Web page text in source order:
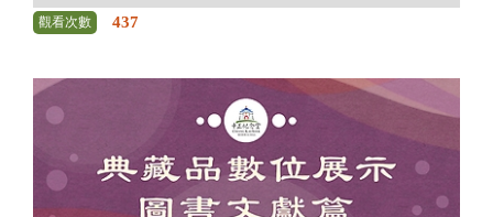
觀看次數 437